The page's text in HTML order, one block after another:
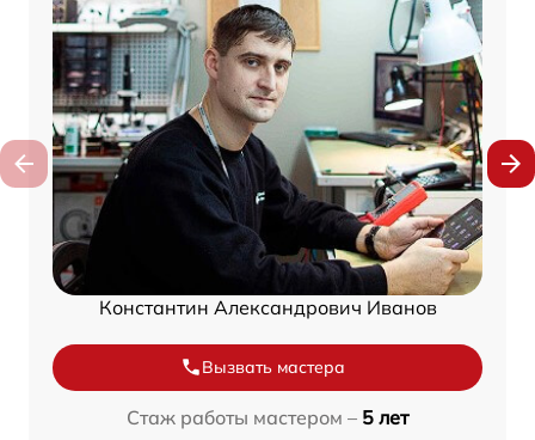
Константин Александрович Иванов
Вызвать мастера
Стаж работы мастером – 5 лет